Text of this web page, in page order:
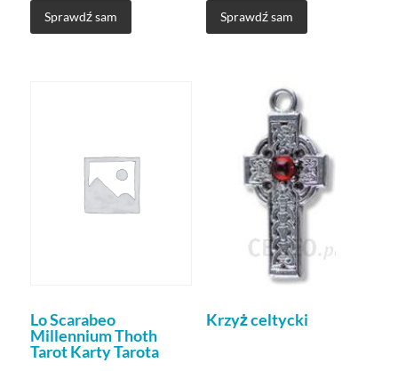
Sprawdź sam Sprawdź sam
Lo Scarabeo
Millennium Thoth
Tarot Karty Tarota
Krzyż celtycki